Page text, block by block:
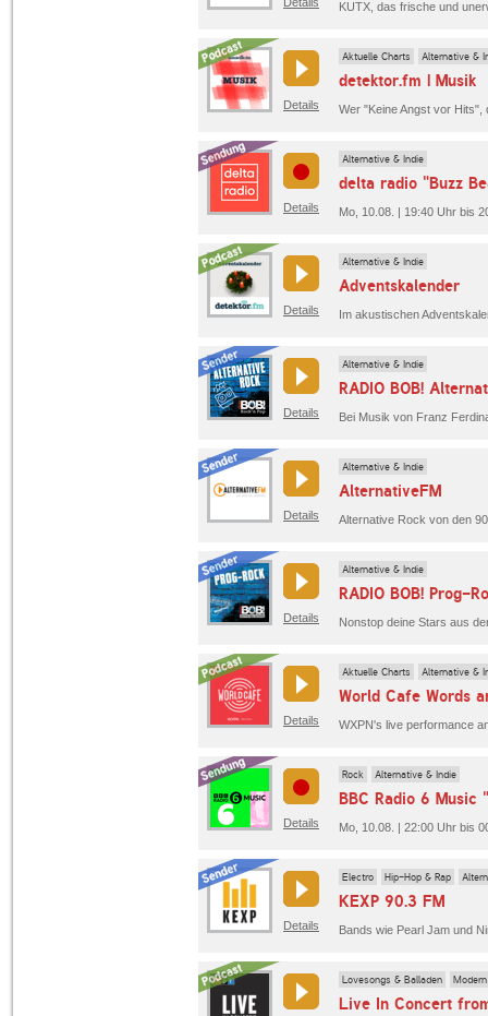
Details
Aktuelle Charts Alternative &
detektor.fm | Musik
Details
Alternative & Indie
delta radio "Buzz
Mo, 10.08. | 19:40 Uhr bis
Details
Alternative & Indie
Adventskalender
Details
Alternative & Indie
RADIO BOB!
Details
Alternative & Indie
AlternativeFM
Alternative Rock von den
Details
Alternative & Indie
RADIO BOB! Prog-
Nonstop deine Stars aus
Details
Aktuelle Charts Alternative &
World Cafe Words
Details
Rock Alternative & Indie
BBC Radio 6 Music
Mo, 10.08. | 22:00 Uhr bis
Details
Electro Hip-Hop & Rap
KEXP 90.3 FM
Lovesongs & Balladen
Live In Concert